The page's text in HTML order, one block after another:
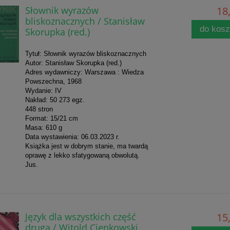
Słownik wyrazów
bliskoznacznych / Stanisław
Skorupka (red.)
Tytuł: Słownik wyrazów bliskoznacznych
Autor: Stanisław Skorupka (red.)
Adres wydawniczy: Warszawa : Wiedza
Powszechna, 1968
Wydanie: IV
Nakład: 50 273 egz.
448 stron
Format: 15/21 cm
Masa: 610 g
Data wystawienia: 06.03.2023 r.
Książka jest w dobrym stanie, ma twardą
oprawę z lekko sfatygowaną obwolutą.
Jus.
do
Język dla wszystkich część
druga / Witold Cienkowski